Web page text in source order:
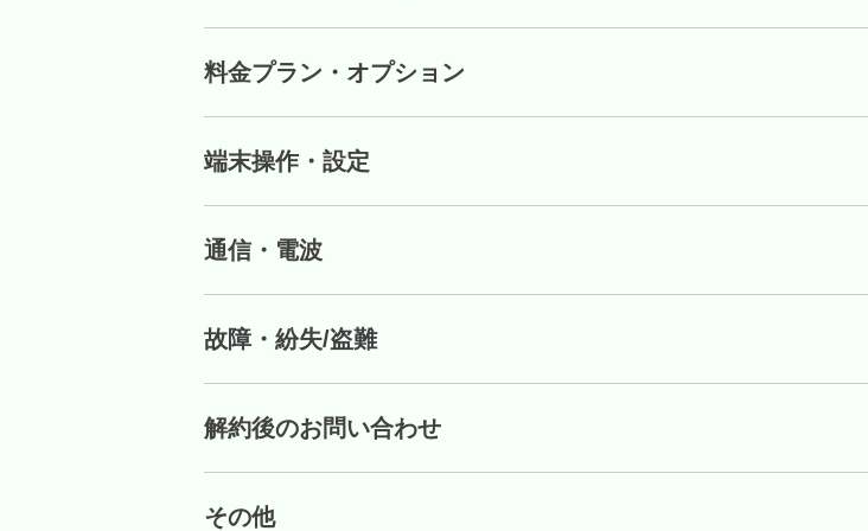
料金プラン・オプション
端末操作・設定
通信・電波
故障・紛失/盗難
解約後のお問い合わせ
その他